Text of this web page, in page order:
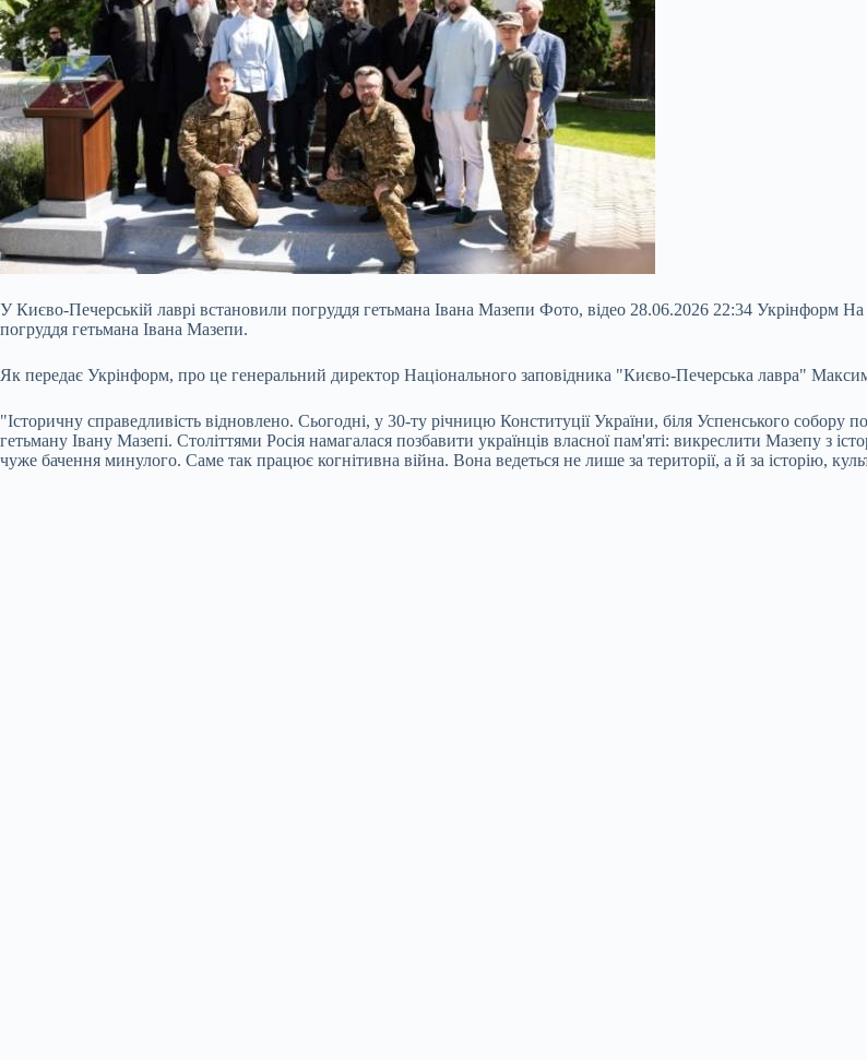
У Києво-Печерській лаврі встановили погруддя гетьмана Івана Мазепи Фото, відео 28.06.2026 22:34 Укрінформ
погруддя гетьмана Івана Мазепи.
Як передає Укрінформ, про це генеральний директор Національного заповідника "Києво-Печерська лавра"
"Історичну справедливість відновлено. Сьогодні, у 30-ту річницю Конституції України, біля Успенського собору
гетьману Івану Мазепі. Століттями Росія намагалася позбавити українців власної пам'яті: викреслити Мазепу з
чуже бачення минулого. Саме так працює когнітивна війна. Вона ведеться не лише за території, а й за історію,